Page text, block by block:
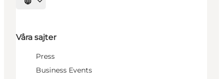
Välj språk
Våra sajter
Press
Business Events